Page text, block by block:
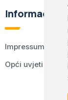
Informacije
Impressum
Opći uvjeti